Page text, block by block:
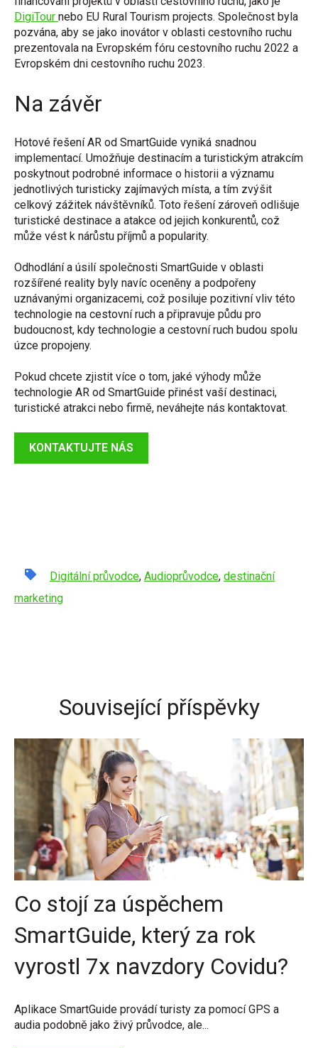
DigiTour nebo EU Rural Tourism projects. Společnost byla
pozvána, aby se jako inovátor v oblasti cestovního ruchu
prezentovala na Evropském fóru cestovního ruchu 2022 a
Evropském dni cestovního ruchu 2023.
Na závěr
Hotové řešení AR od SmartGuide vyniká snadnou
implementací. Umožňuje destinacím a turistickým atrakcím
poskytnout podrobné informace o historii a významu
jednotlivých turisticky zajímavých místa, a tím zvýšit
celkový zážitek návštěvníků. Toto řešení zároveň odlišuje
turistické destinace a atakce od jejich konkurentů, což
může vést k nárůstu příjmů a popularity.
Odhodlání a úsilí společnosti SmartGuide v oblasti
rozšířené reality byly navíc oceněny a podpořeny
uznávanými organizacemi, což posiluje pozitivní vliv této
technologie na cestovní ruch a připravuje půdu pro
budoucnost, kdy technologie a cestovní ruch budou spolu
úzce propojeny.
Pokud chcete zjistit více o tom, jaké výhody může
technologie AR od SmartGuide přinést vaší destinaci,
turistické atrakci nebo firmě, neváhejte nás kontaktovat.
KONTAKTUJTE NÁS
Digitální průvodce, Audioprůvodce, destinační
marketing
Související příspěvky
Co stojí za úspěchem
SmartGuide, který za rok
vyrostl 7x navzdory Covidu?
Aplikace SmartGuide provádí turisty za pomocí GPS a
audia podobně jako živý průvodce, ale...